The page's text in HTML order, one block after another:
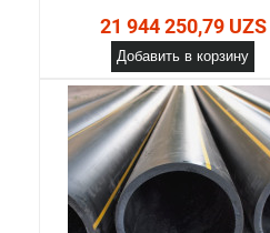
21 944 250,79 UZS
Добавить в корзину